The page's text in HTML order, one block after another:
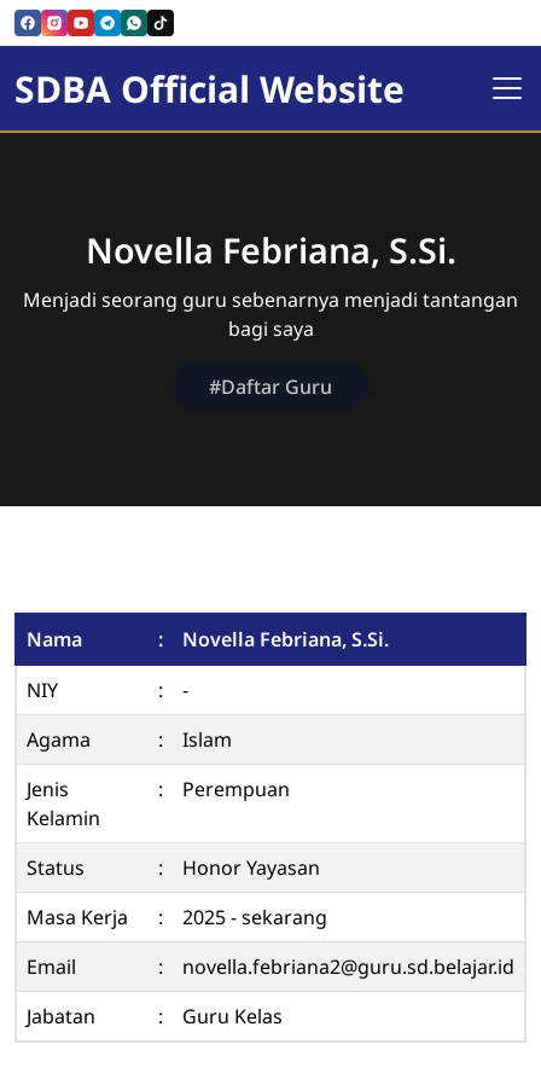
SDBA Official Website
Novella Febriana, S.Si.
Menjadi seorang guru sebenarnya menjadi tantangan
bagi saya
#Daftar Guru
Nama :
Novella Febriana, S.Si.
NIY
:
-
Agama
:
Islam
Jenis
Kelamin
: Perempuan
Status :
Honor Yayasan
Masa Kerja
:
2025 - sekarang
Email
:
novella.febriana2@guru.sd.belajar.id
Jabatan
: Guru Kelas